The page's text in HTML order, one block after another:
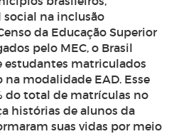
na inclusão
da Educação Superior
pelo MEC, o Brasil
estudantes matriculados
na modalidade EAD. Esse
do total de matrículas no
histórias de alunos da
suas vidas por meio